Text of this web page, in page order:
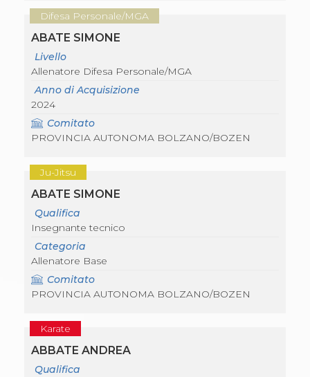
Webinar
Corsi Monotematici
Corsi di Specializzazione
Corsi Preparatore Fisico
Edutraining class - Didattica infantile
Corso dirigenti sportivi
Sportello Fiscale
Quesiti fiscali
Difesa Personale/MGA
ABATE SIMONE
Livello
Allenatore Difesa Personale/MGA
Anno di Acquisizione
2024
Comitato
PROVINCIA AUTONOMA BOLZANO/BOZEN
Ju-Jitsu
ABATE SIMONE
Qualifica
Insegnante tecnico
Categoria
Allenatore Base
Comitato
PROVINCIA AUTONOMA BOLZANO/BOZEN
Karate
ABBATE ANDREA
Qualifica